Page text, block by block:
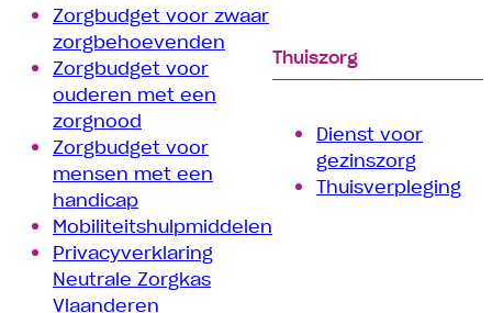
Zorgbudget voor zwaar
zorgbehoevenden
Zorgbudget voor
ouderen met een
zorgnood
Zorgbudget voor
mensen met een
handicap
Mobiliteitshulpmiddelen
Privacyverklaring
Neutrale Zorgkas
Vlaanderen
Thuiszorg
Dienst voor
gezinszorg
Thuisverpleging